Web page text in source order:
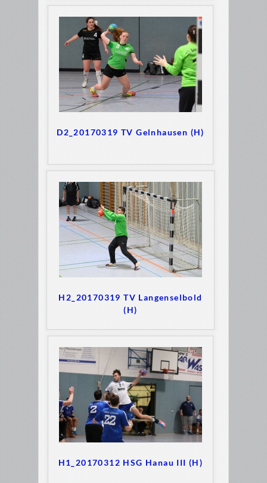
D2_20170319 TV Gelnhausen (H)
H2_20170319 TV Langenselbold
(H)
H1_20170312 HSG Hanau III (H)